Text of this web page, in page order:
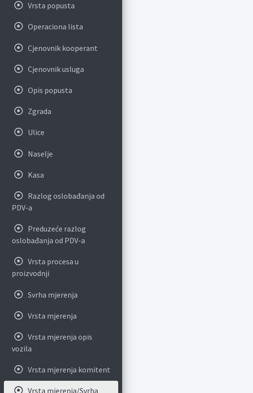
Vrsta popusta
Operaciona lista
Cjenovnik kooperant
Cjenovnik usluga
Opis popusta
Zgrada
Ulice
Naselje
Kasa
Razlog oslobađanja od
PDV-a
Preduzeće razlog
oslobađanja od PDV-a
Vrsta procesa u
proizvodnji
Svrha mjerenja
Vrsta mjerenja
Vrsta mjerenja opis
vozila
Vrsta mjerenja komitent
Vrsta mjerenja/Svrha